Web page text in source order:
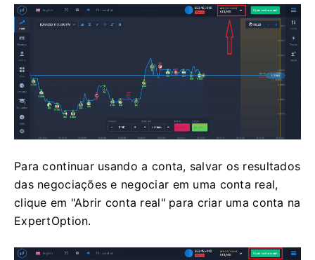
Para continuar usando a conta, salvar os resultados
das negociações e negociar em uma conta real,
clique em "Abrir conta real" para criar uma conta na
ExpertOption.